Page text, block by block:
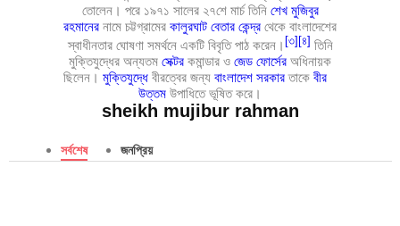
তোলেন। পরে ১৯৭১ সালের ২৭শে মার্চ তিনি শেখ মুজিবুর
রহমানের নামে চট্টগ্রামের কালুরঘাট বেতার কেন্দ্র থেকে বাংলাদেশের
স্বাধীনতার ঘোষণা সমর্থনে একটি বিবৃতি পাঠ করেন। ৩] ৪
তিনি
মুক্তিযুদ্ধের অন্যতম সেক্টর কমান্ডার ও জেড ফোর্সের অধিনায়ক
ছিলেন। মুক্তিযুদ্ধেবীরত্বের জন্য বাংলাদেশ সরকারতাকে বীর
উত্তম উপাধিতে ভূষিত করে।
sheikh mujibur rahman
সর্বশেষ জনপ্রিয়